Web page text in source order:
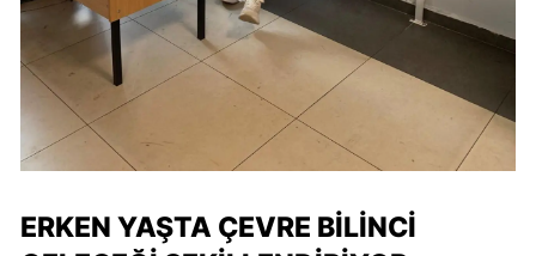
ERKEN YAŞTA ÇEVRE BILINCI